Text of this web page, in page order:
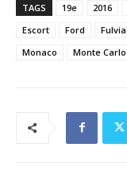
TAGS 19e 2016
Escort
Ford Fulvia
Monaco
Monte Carlo